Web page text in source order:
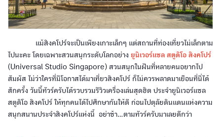
แม้สิงคโปร์จะเป็นเพียงเกาะเล็กๆ แต่สถานที่ท่องเที่ยวไม่เล็กตาม
ไปนะคะ โดยเฉพาะสวนสนุกระดับโลกอย่าง ยูนิเวอร์แซล สตูดิโอ สิงคโปร์
(Universal Studio Singapore) สวนสนุกในฝันที่หลายคนอยากไป
สัมผัส ไม่ว่าใครที่มีโอกาสได้มาเที่ยวสิงคโปร์ ก็ไม่ควรพลาดมาเยือนที่นี่ได้
สักครั้ง วันนี้ทัวร์ครับได้รวบรวมรีวิวเครื่องเล่นสุดฮิต ประจำยูนิเวอร์แซล
สตูดิโอ สิงคโปร์ ให้ทุกคนได้ไปศึกษากันให้ดี ก่อนไปตุลัยดินแดนแห่งความ
สนุกสนานประจำสิงคโปร์แห่งนี้ อย่าช้า...ตามทัวร์ครับมาเลยดีกว่า